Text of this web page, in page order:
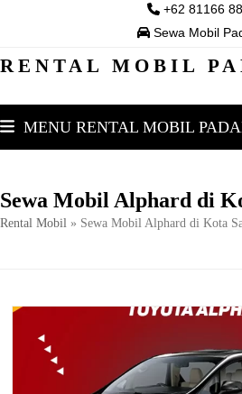
+62 81166
Sewa Mobil
RENTAL MOBIL
MENU RENTAL MOBIL
Sewa Mobil Alphard di
Rental Mobil » Sewa Mobil Alphard di Kota